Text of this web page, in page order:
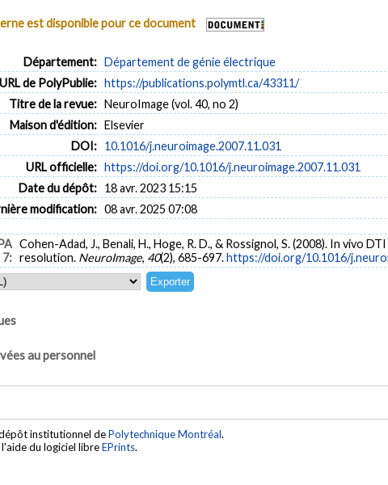
est disponible pour ce document
Département: Département de génie électrique
URL de PolyPublie: https://publications.polymtl.ca/43311/
Titre de la revue: NeuroImage (vol. 40, no 2)
Maison d'édition: Elsevier
DOI: 10.1016/j.neuroimage.2007.11.031
URL officielle: https://doi.org/10.1016/j.neuroimage.2007.11.031
Date du dépôt: 18 avr. 2023 15:15
modification: 08 avr. 2025 07:08
7:
Cohen-Adad, J., Benali, H., Hoge, R. D., & Rossignol, S. (2008). In vivo
resolution. NeuroImage, 40(2), 685-697.https://doi.org/10.1016/
au personnel
institutionnel dePolytechnique Montréal.
du logiciel libreEPrints.